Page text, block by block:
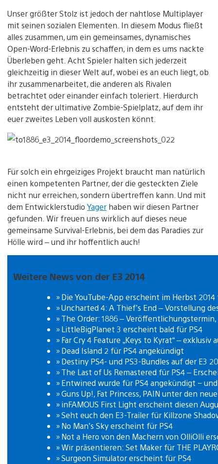
Unser größter Stolz ist jedoch der nahtlose Multiplayer
mit seinen sozialen Elementen. In diesem Modus fließt
alles zusammen, um ein gemeinsames, dynamisches
Open-Word-Erlebnis zu schaffen, in dem es ums nackte
Überleben geht. Acht Spieler halten sich jederzeit
gleichzeitig in dieser Welt auf, wobei es an euch liegt, ob
ihr zusammenarbeitet, die anderen als Rivalen
betrachtet oder einander einfach toleriert. Hierdurch
entsteht der ultimative Zombie-Spielplatz, auf dem ihr
euer zweites Leben voll auskosten könnt.
Für solch ein ehrgeiziges Projekt braucht man natürlich
einen kompetenten Partner, der die gesteckten Ziele
nicht nur erreichen, sondern übertreffen kann. Und mit
dem EntwicklerstudioYager haben wir diesen Partner
gefunden. Wir freuen uns wirklich auf dieses neue
gemeinsame Survival-Erlebnis, bei dem das Paradies zur
Hölle wird – und ihr hoffentlich auch!
Weitere News von der E3 2014
» Die YouTube-App erscheint im Herbst
» Uncharted 4: A Thief’s End – Vorstellung
» The Order: 1886 –
» LittleBigPlanet 3 erscheint bald für PS4
» Far Cry 4 Feature „Keys to Kyrat“ –
» Dead Island 2 für PS4 angekündigt
» Destiny PS4- und PS3-Bundles auf der E3
» The Last of Us Remastered für PS4 –
» Entwined wurde für PS4 angekündigt −
» Guns Up!, Fat Princess, PAIN unter den
» inFAMOUS First Light erscheint diesen
» Seht euch den E3-Trailer für Killzone
» No Man’s Sky erscheint für PS4
» Not a Hero von den Machern von OlliOlli
» Wir präsentieren: Set Maker für THE
» Surgeon Simulator erscheint für PS4